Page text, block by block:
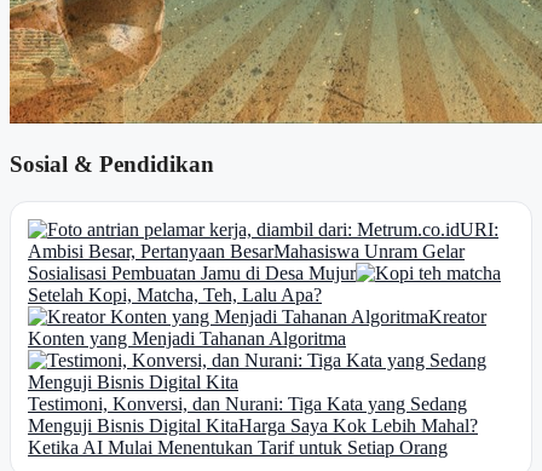
Sosial & Pendidikan
URI:
Ambisi Besar, Pertanyaan BesarMahasiswa Unram Gelar
Sosialisasi Pembuatan Jamu di Desa Mujur
Setelah Kopi, Matcha, Teh, Lalu Apa?
Kreator
Konten yang Menjadi Tahanan Algoritma
Testimoni, Konversi, dan Nurani: Tiga Kata yang Sedang
Menguji Bisnis Digital KitaHarga Saya Kok Lebih Mahal?
Ketika AI Mulai Menentukan Tarif untuk Setiap Orang